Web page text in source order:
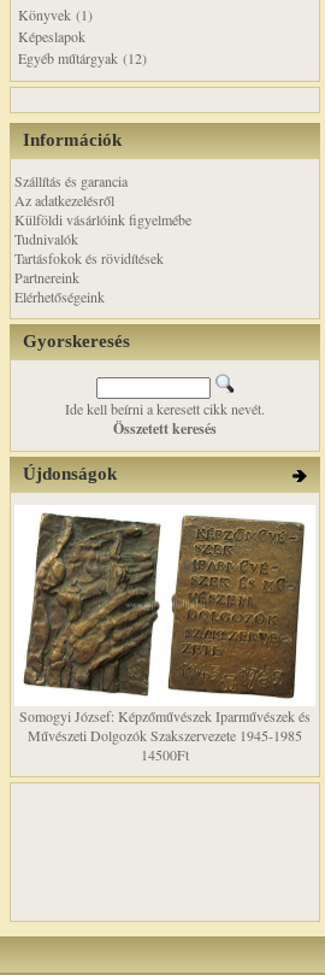
Könyvek (1)
Képeslapok
Egyéb műtárgyak (12)
Információk
Szállítás és garancia
Az adatkezelésről
Külföldi vásárlóink figyelmébe
Tudnivalók
Tartásfokok és rövidítések
Partnereink
Elérhetőségeink
Gyorskeresés
Ide kell beírni a keresett cikk nevét.
Összetett keresés
Újdonságok
Somogyi József: Képzőművészek Iparművészek és
Művészeti Dolgozók Szakszervezete 1945-1985
14500Ft